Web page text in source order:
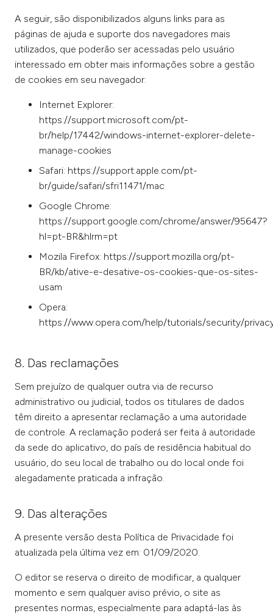
A seguir, são disponibilizados alguns links para as
páginas de ajuda e suporte dos navegadores mais
utilizados, que poderão ser acessadas pelo usuário
interessado em obter mais informações sobre a gestão
de cookies em seu navegador:
Internet Explorer:
https://support.microsoft.com/pt-
br/help/17442/windows-internet-explorer-delete-
manage-cookies
Safari: https://support.apple.com/pt-
br/guide/safari/sfri11471/mac
Google Chrome:
https://support.google.com/chrome/answer/95647?
hl=pt-BR&hlrm=pt
Mozila Firefox: https://support.mozilla.org/pt-
BR/kb/ative-e-desative-os-cookies-que-os-sites-
usam
Opera:
https://www.opera.com/help/tutorials/security/
8. Das reclamações
Sem prejuízo de qualquer outra via de recurso
administrativo ou judicial, todos os titulares de dados
têm direito a apresentar reclamação a uma autoridade
de controle. A reclamação poderá ser feita à autoridade
da sede do aplicativo, do país de residência habitual do
usuário, do seu local de trabalho ou do local onde foi
alegadamente praticada a infração.
9. Das alterações
A presente versão desta Política de Privacidade foi
atualizada pela última vez em: 01/09/2020.
O editor se reserva o direito de modificar, a qualquer
momento e sem qualquer aviso prévio, o site as
presentes normas, especialmente para adaptá-las às